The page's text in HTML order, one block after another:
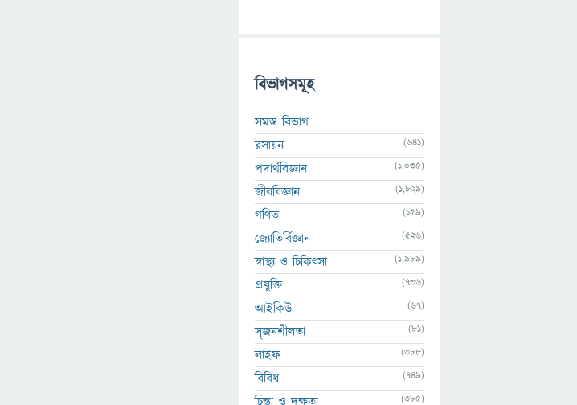
বিভাগসমূহ
সমস্ত বিভাগ
রসায়ন
(641)
পদার্থবিজ্ঞান (1,035)
জীববিজ্ঞান (1,829)
গণিত (159)
জ্যোতির্বিজ্ঞান (526)
স্বাস্থ্য ও চিকিৎসা (1,989)
প্রযুক্তি (736)
আইকিউ (67)
সৃজনশীলতা (81)
লাইফ (388)
বিবিধ (749)
চিন্তা ও দক্ষতা (385)